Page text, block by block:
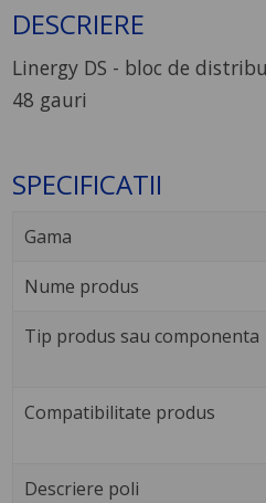
DESCRIERE
Linergy DS - bloc de
48 gauri
SPECIFICATII
Gama
Nume produs
Tip produs sau componenta
Compatibilitate produs
Descriere poli